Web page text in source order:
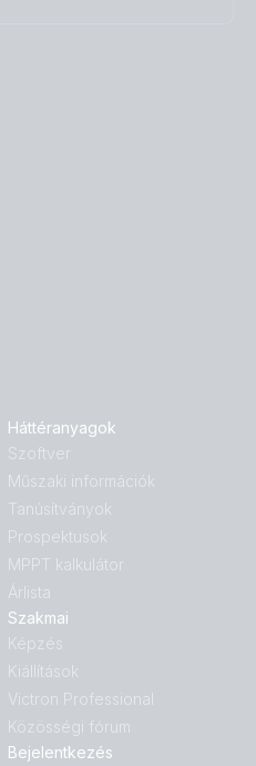
Háttéranyagok
Szoftver
Műszaki információk
Tanúsítványok
Prospektusok
MPPT kalkulátor
Árlista
Szakmai
Képzés
Kiállítások
Victron Professional
Közösségi fórum
Bejelentkezés